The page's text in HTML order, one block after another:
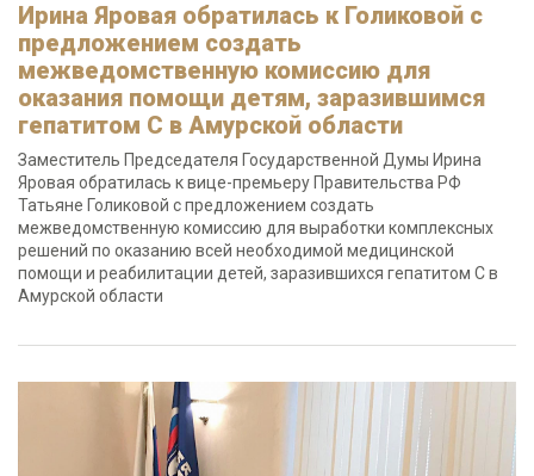
Ирина Яровая обратилась к Голиковой с
предложением создать
межведомственную комиссию для
оказания помощи детям, заразившимся
гепатитом С в Амурской области
Заместитель Председателя Государственной Думы Ирина
Яровая обратилась к вице-премьеру Правительства РФ
Татьяне Голиковой с предложением создать
межведомственную комиссию для выработки комплексных
решений по оказанию всей необходимой медицинской
помощи и реабилитации детей, заразившихся гепатитом С в
Амурской области